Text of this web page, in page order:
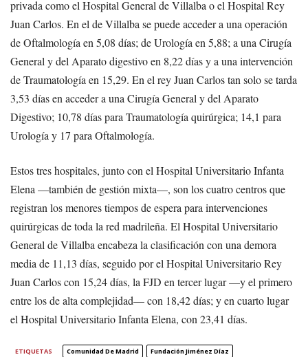
privada como el Hospital General de Villalba o el Hospital Rey
Juan Carlos. En el de Villalba se puede acceder a una operación
de Oftalmología en 5,08 días; de Urología en 5,88; a una Cirugía
General y del Aparato digestivo en 8,22 días y a una intervención
de Traumatología en 15,29. En el rey Juan Carlos tan solo se tarda
3,53 días en acceder a una Cirugía General y del Aparato
Digestivo; 10,78 días para Traumatología quirúrgica; 14,1 para
Urología y 17 para Oftalmología.
Estos tres hospitales, junto con el Hospital Universitario Infanta
Elena —también de gestión mixta—, son los cuatro centros que
registran los menores tiempos de espera para intervenciones
quirúrgicas de toda la red madrileña. El Hospital Universitario
General de Villalba encabeza la clasificación con una demora
media de 11,13 días, seguido por el Hospital Universitario Rey
Juan Carlos con 15,24 días, la FJD en tercer lugar —y el primero
entre los de alta complejidad— con 18,42 días; y en cuarto lugar
el Hospital Universitario Infanta Elena, con 23,41 días.
ETIQUETAS Comunidad De Madrid
Fundación Jiménez Díaz